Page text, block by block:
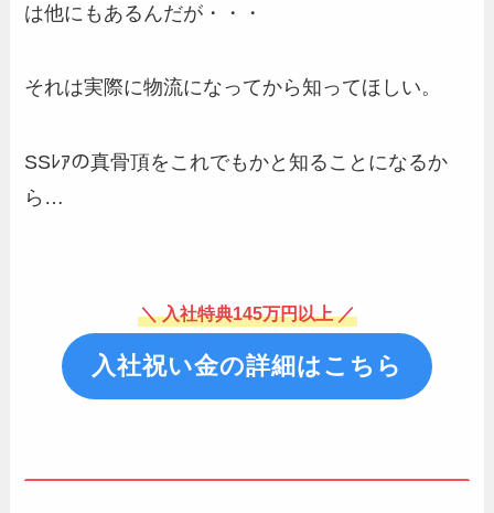
は他にもあるんだが・・・
それは実際に物流になってから知ってほしい。
SSﾚｱの真骨頂をこれでもかと知ることになるか
ら…
＼ 入社特典145万円以上 ／
入社祝い金の詳細はこちら